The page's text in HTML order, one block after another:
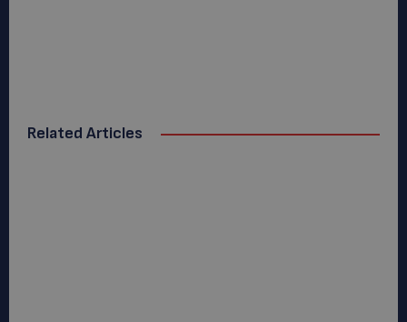
Related Articles